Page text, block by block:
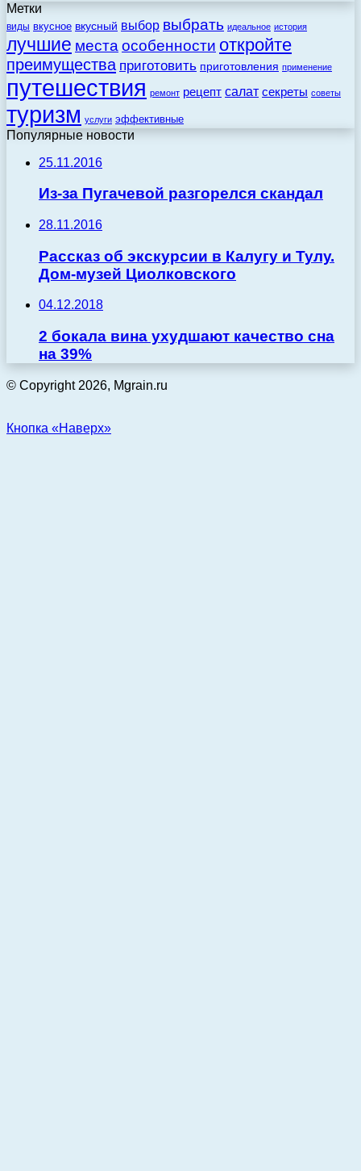
Метки
виды вкусное вкусный выбор выбрать идеальное история
лучшие места особенности откройте
преимущества приготовить приготовления применение
путешествия ремонт рецепт салат секреты советы
туризм услуги эффективные
Популярные новости
25.11.2016
Из-за Пугачевой разгорелся скандал
28.11.2016
Рассказ об экскурсии в Калугу и Тулу.
Дом-музей Циолковского
04.12.2018
2 бокала вина ухудшают качество сна
на 39%
© Copyright 2026, Mgrain.ru
Кнопка «Наверх»